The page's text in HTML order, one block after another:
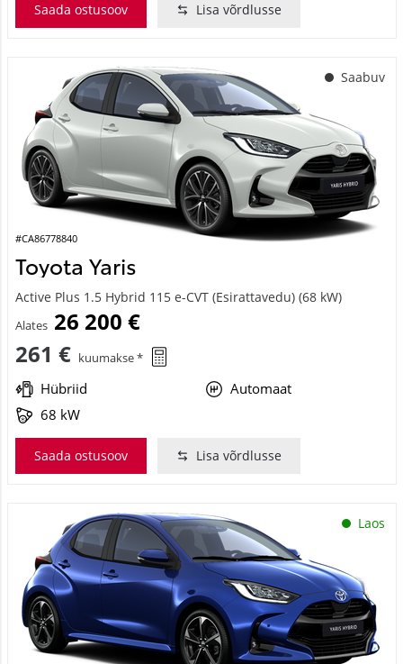
Saada ostusoov Lisa võrdlusse
Saabuv
#CA86778840
Toyota Yaris
Active Plus 1.5 Hybrid 115 e-CVT (Esirattavedu) (68 kW)
Alates 26 200 €
261 € kuumakse *
Hübriid
Automaat
68 kW
Saada ostusoov Lisa võrdlusse
Laos